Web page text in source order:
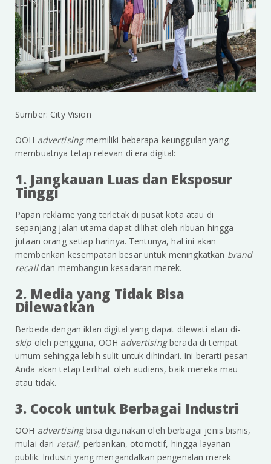
Sumber: City Vision
OOH advertisingmemiliki beberapa keunggulan yang
membuatnya tetap relevan di era digital:
1. Jangkauan Luas dan Eksposur
Tinggi
Papan reklame yang terletak di pusat kota atau di
sepanjang jalan utama dapat dilihat oleh ribuan hingga
jutaan orang setiap harinya. Tentunya, hal ini akan
memberikan kesempatan besar untuk meningkatkan brand
recall dan membangun kesadaran merek.
2. Media yang Tidak Bisa
Dilewatkan
Berbeda dengan iklan digital yang dapat dilewati atau di-
skip oleh pengguna, OOH advertisingberada di tempat
umum sehingga lebih sulit untuk dihindari. Ini berarti pesan
Anda akan tetap terlihat oleh audiens, baik mereka mau
atau tidak.
3. Cocok untuk Berbagai Industri
OOH advertisingbisa digunakan oleh berbagai jenis bisnis,
mulai dari retail, perbankan, otomotif, hingga layanan
publik. Industri yang mengandalkan pengenalan merek